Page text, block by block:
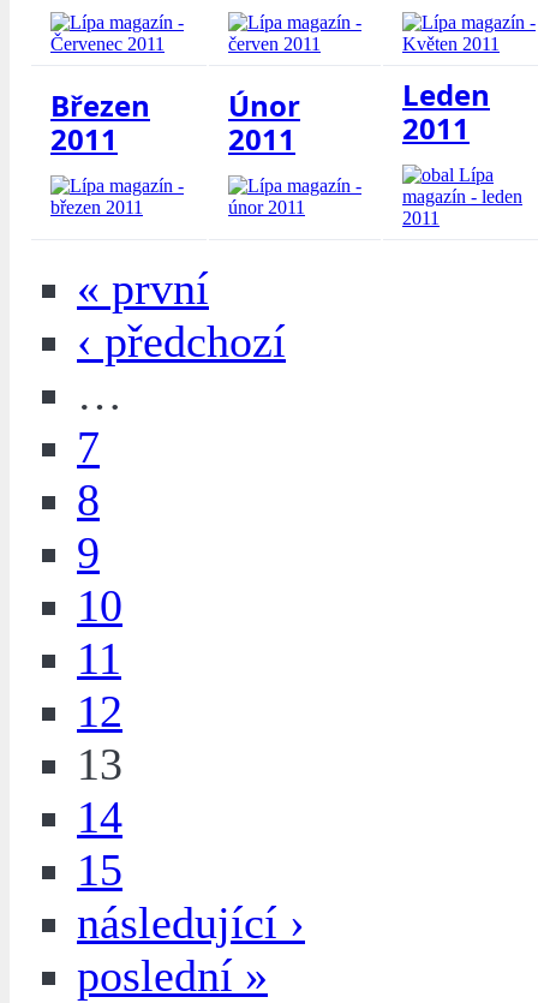
Březen
2011
Únor
2011
Leden
2011
« první
‹ předchozí
…
7
8
9
10
11
12
13
14
15
následující ›
poslední »